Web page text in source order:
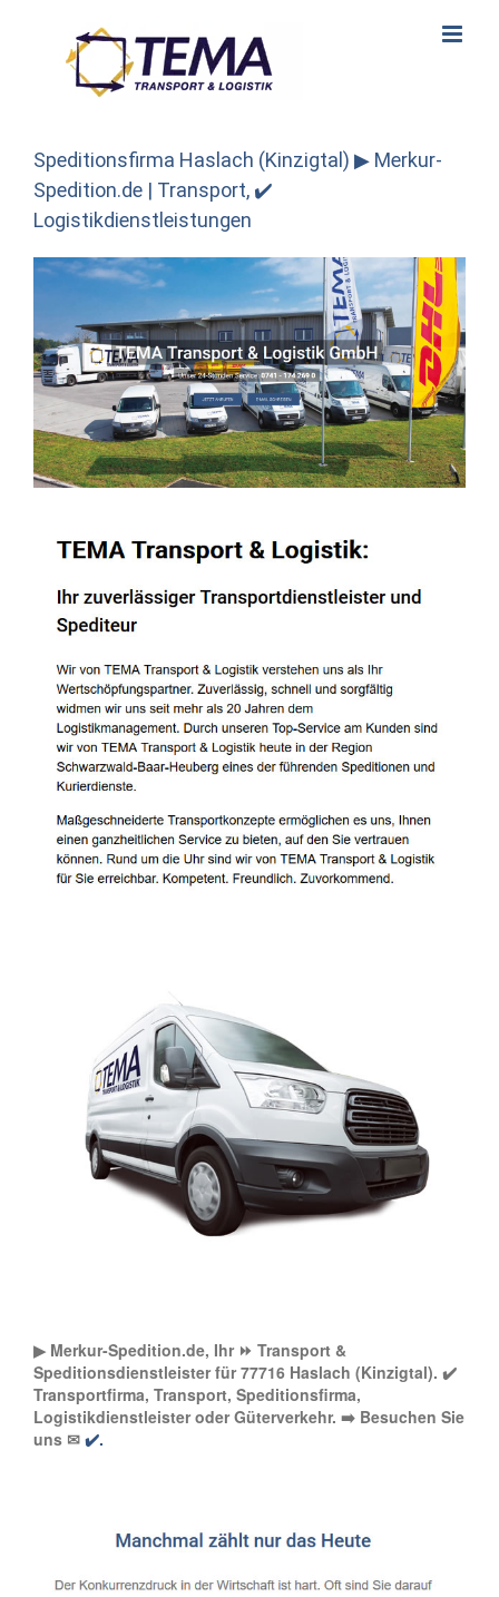
Speditionsfirma Haslach (Kinzigtal) ▶︎ Merkur-
Spedition.de | Transport, ✔️
Logistikdienstleistungen
▶︎ Merkur-Spedition.de, Ihr ⏩ Transport &
Speditionsdienstleister für 77716 Haslach (Kinzigtal). ✔️
Transportfirma, Transport, Speditionsfirma,
Logistikdienstleister oder Güterverkehr. ➡️ Besuchen Sie
uns ✉ ✔️.